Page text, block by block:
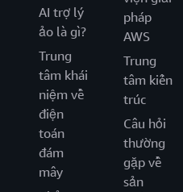
AI trợ lý
ảo là gì?
Trung
tâm khái
niệm về
điện
toán
đám
mây
pháp
AWS
Trung
tâm kiến
trúc
Câu hỏi
thường
gặp về
sản